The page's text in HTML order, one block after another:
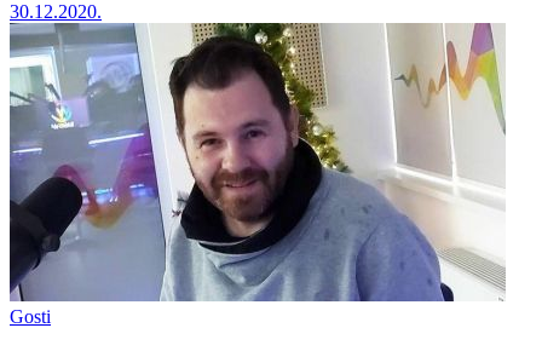
30.12.2020.
Gosti